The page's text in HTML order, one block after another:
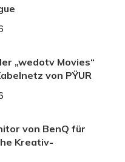
„wedotv Movies“
von PŸUR
von BenQ für
Kreativ-